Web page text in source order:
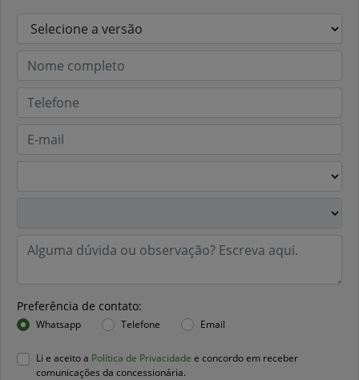
Preferência de contato:
Whatsapp Telefone Email
Li e aceito a Política de Privacidade e concordo em receber
comunicações da concessionária.